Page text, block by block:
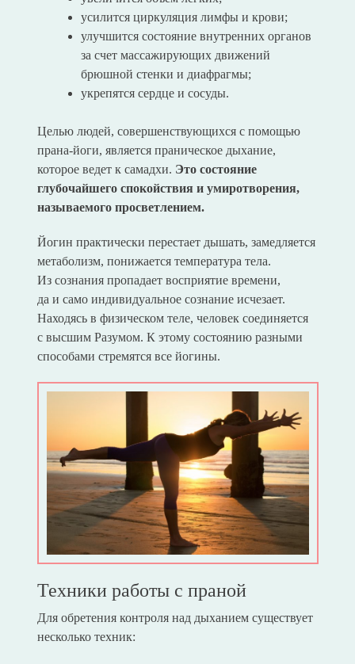
усилится циркуляция лимфы и крови;
улучшится состояние внутренних органов
за счет массажирующих движений
брюшной стенки и диафрагмы;
укрепятся сердце и сосуды.
Целью людей, совершенствующихся с помощью
прана-йоги, является праническое дыхание,
которое ведет к самадхи. Это состояние
глубочайшего спокойствия и умиротворения,
называемого просветлением.
Йогин практически перестает дышать, замедляется
метаболизм, понижается температура тела.
Из сознания пропадает восприятие времени,
да и само индивидуальное сознание исчезает.
Находясь в физическом теле, человек соединяется
с высшим Разумом. К этому состоянию разными
способами стремятся все йогины.
Техники работы с праной
Для обретения контроля над дыханием существует
несколько техник: